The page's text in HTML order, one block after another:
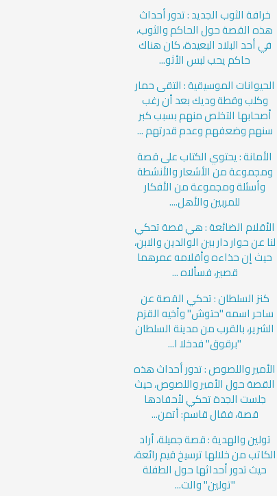
خرافة الثوب الجديد : تدور أحداث
هذه القصة حول الحاكم والثوب،
في أحد البلاد البعيدة، كان هناك
حاكم يحب لبس الأثو...
الحيوانات الموسيقية : التقى حمار
وكلب وقطة وديك بعد أن رغب
أصحابها التخلص منهم بسبب كبر
سنهم وضعفهم وعدم قدرتهم ...
الأمانة : يحتوي الكتاب على قصة
ومجموعة من الأشعار والأنشطة
وأسئلة ومجموعة من الأفكار
للمربين والأهل....
الأقلام الضائعة : هي قصة تحكي
لنا عن حوار دار بين الوالدين والابن،
حيث إن حذاءه وأقلامه عمرهما
قصير، فسألاه ...
كنز السلطان : تحكي القصة عن
ساحر اسمه "حتوش" وأخيه القزم
الشرير، بالقرب من مدينة السلطان
"برقوق" فدخلا ا...
الأمير واللصوص : تدور أحداث هذه
القصة حول الأمير واللصوص، حيث
جلست الجدة تحكي لأحفادها
قصة، فقال قاسم: أتمن...
تولين والهدية : قصة جميلة، أراد
الكاتب من خلالها ترسيخ قيم رائعة،
حيث تدور أحداثها حول الطفلة
"تولين" والت...